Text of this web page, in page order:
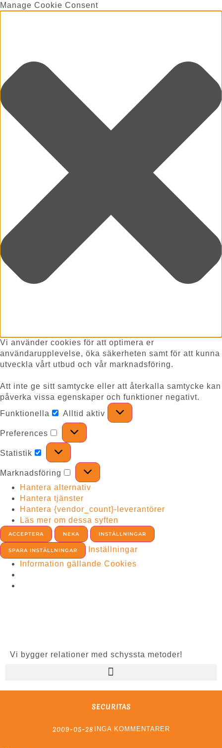
Manage Cookie Consent
Vi använder cookies för att optimera er
användarupplevelse, öka säkerheten samt för att kunna
utveckla vårt utbud och vår marknadsföring.
Att inte ge sitt samtycke eller att återkalla samtycke kan
påverka vissa egenskaper och funktioner negativt.
Funktionella
Alltid aktiv
Preferences
Statistik
Marknadsföring
Hantera alternativ
Hantera tjänster
Hantera {vendor_count}-leverantörer
Läs mer om dessa syften
ACCEPTERA NEKA INSTÄLLNINGAR
SPARA INSTÄLLNINGAR
Inställningar
Information gällande Cookies
Vi bygger relationer med schyssta metoder!
SECURITAS
2009-05-28 INGA KOMMENTARER